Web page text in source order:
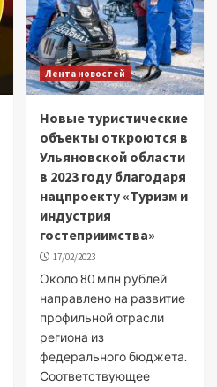
Лента новостей
Новые туристические
объекты откроются в
Ульяновской области
в 2023 году благодаря
нацпроекту «Туризм и
индустрия
гостеприимства»
17/02/2023
Около 80 млн рублей
направлено на развитие
профильной отрасли
региона из
федерального бюджета.
Соответствующее